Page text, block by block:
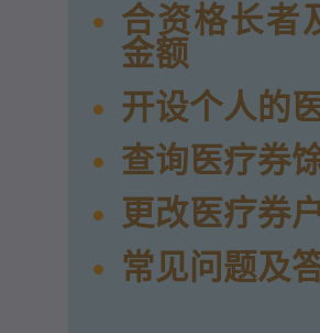
合资格长者
金额
开设个人的
查询医疗券
更改医疗券
常见问题及